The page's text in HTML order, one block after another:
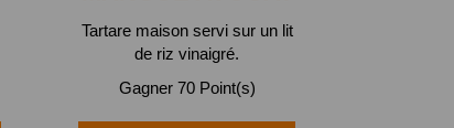
Tartare maison servi sur un lit
de riz vinaigré.
Gagner 70 Point(s)